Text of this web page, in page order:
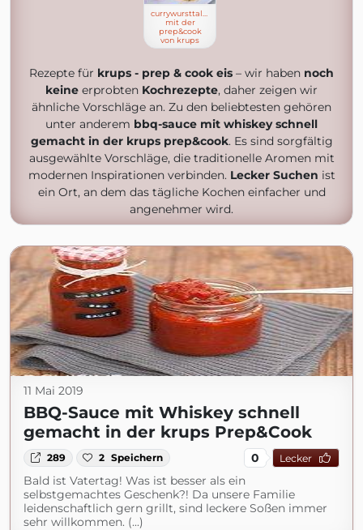
currywursttaler
mit der
prep&cook
von krups
Rezepte für krups - prep & cook eis – wir haben noch
keine erprobten Kochrezepte, daher zeigen wir
ähnliche Vorschläge an. Zu den beliebtesten gehören
unter anderem bbq-sauce mit whiskey schnell
gemacht in der krups prep&cook. Es sind sorgfältig
ausgewählte Vorschläge, die traditionelle Aromen mit
modernen Inspirationen verbinden. Lecker Suchen ist
ein Ort, an dem das tägliche Kochen einfacher und
angenehmer wird.
11 Mai 2019
BBQ-Sauce mit Whiskey schnell
gemacht in der krups Prep&Cook
289 2 Speichern 0 Lecker
Bald ist Vatertag! Was ist besser als ein
selbstgemachtes Geschenk?! Da unsere Familie
leidenschaftlich gern grillt, sind leckere Soßen immer
sehr willkommen. (...)